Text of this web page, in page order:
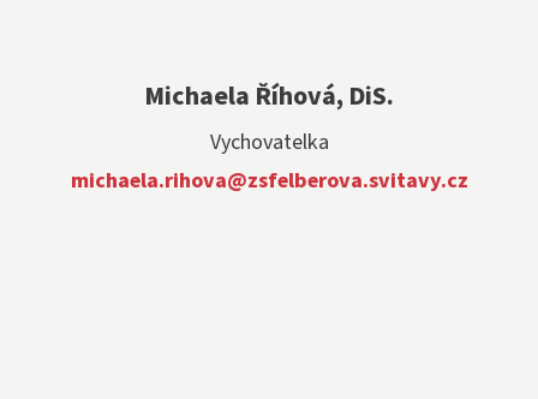
Michaela Říhová, DiS.
Vychovatelka
michaela.rihova@zsfelberova.svitavy.cz